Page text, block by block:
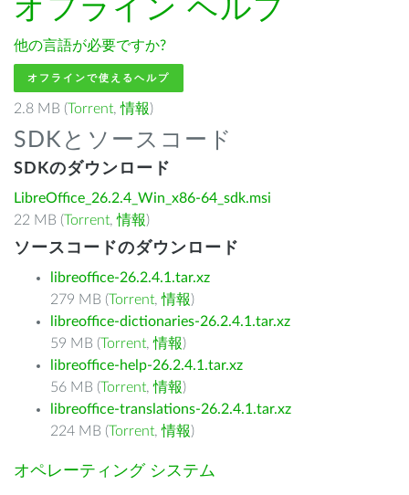
オフライン ヘルプ
他の言語が必要ですか?
オフラインで使えるヘルプ
2.8 MB (Torrent,情報)
SDKとソースコード
SDKのダウンロード
LibreOffice_26.2.4_Win_x86-64_sdk.msi
22 MB (Torrent,情報)
ソースコードのダウンロード
libreoffice-26.2.4.1.tar.xz
279 MB (Torrent,情報)
libreoffice-dictionaries-26.2.4.1.tar.xz
59 MB (Torrent,情報)
libreoffice-help-26.2.4.1.tar.xz
56 MB (Torrent,情報)
libreoffice-translations-26.2.4.1.tar.xz
224 MB (Torrent,情報)
オペレーティング システム